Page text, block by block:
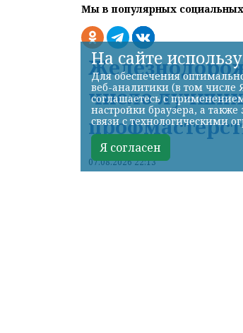
Мы в популярных
число
07.08.2026 22:13
На сайте
Для обеспечения
веб-аналитики (в том числе
соглашаетесь с
настройки браузера, а
связи с технологическими
Я согласен